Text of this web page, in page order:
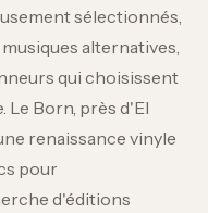
sélectionnés,
alternatives,
qui choisissent
Le Born, près d'El
renaissance vinyle
pour
d'éditions